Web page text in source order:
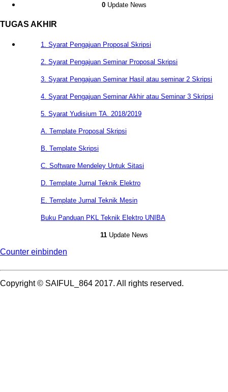
0 Update News
TUGAS AKHIR
1. Syarat Pengajuan Proposal Skripsi
2. Syarat Pengajuan Seminar Proposal Skripsi
3. Syarat Pengajuan Seminar Hasil atau seminar 2 Skripsi
4. Syarat Pengajuan Seminar Akhir atau Seminar 3 Skripsi
5. Syarat Yudisium TA. 2018/2019
A. Template Proposal Skripsi
B. Template Skripsi
C. Software Mendeley Untuk Sitasi
D. Template Jurnal Teknik Elektro
E. Template Jurnal Teknik Mesin
Buku Panduan PKL Teknik Elektro UNIBA
11 Update News
Counter einbinden
Copyright © SAIFUL_864 2017. All rights reserved.